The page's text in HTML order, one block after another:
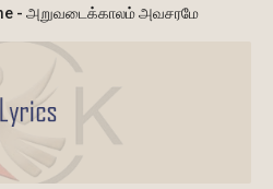
- அறுவடைக்காலம் அவசரமே